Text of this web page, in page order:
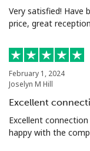
Very satisfied! Have
price, great
February 1, 2024
Joselyn M Hill
Excellent
Excellent
happy with the